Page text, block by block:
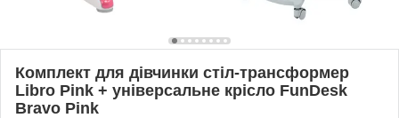
Комплект для дівчинки стіл-трансформер
Libro Pink + універсальне крісло FunDesk
Bravo Pink